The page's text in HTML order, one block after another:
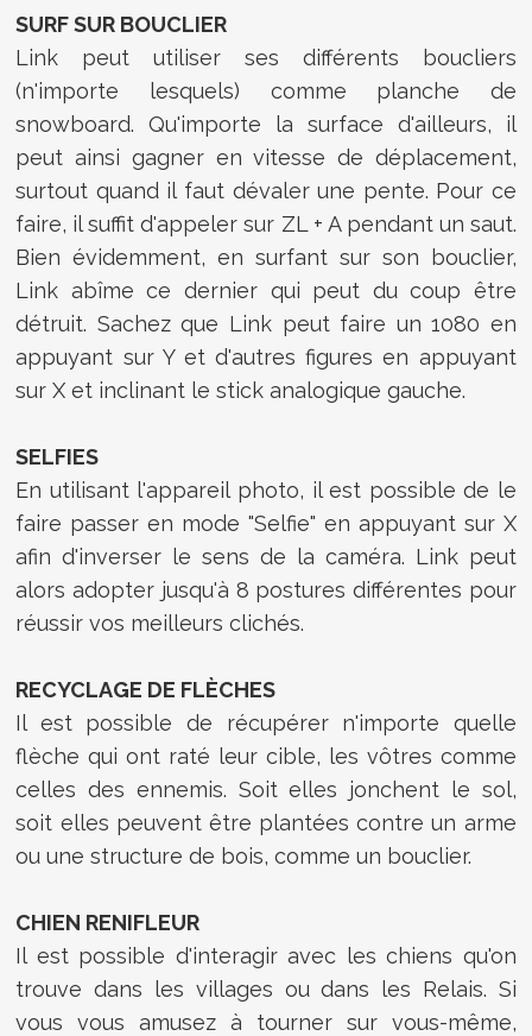
SURF SUR BOUCLIER
Link peut utiliser ses différents boucliers
(n'importe lesquels) comme planche de
snowboard. Qu'importe la surface d'ailleurs, il
peut ainsi gagner en vitesse de déplacement,
surtout quand il faut dévaler une pente. Pour ce
faire, il suffit d'appeler sur ZL + A pendant un saut.
Bien évidemment, en surfant sur son bouclier,
Link abîme ce dernier qui peut du coup être
détruit. Sachez que Link peut faire un 1080 en
appuyant sur Y et d'autres figures en appuyant
sur X et inclinant le stick analogique gauche.
SELFIES
En utilisant l'appareil photo, il est possible de le
faire passer en mode "Selfie" en appuyant sur X
afin d'inverser le sens de la caméra. Link peut
alors adopter jusqu'à 8 postures différentes pour
réussir vos meilleurs clichés.
RECYCLAGE DE FLÈCHES
Il est possible de récupérer n'importe quelle
flèche qui ont raté leur cible, les vôtres comme
celles des ennemis. Soit elles jonchent le sol,
soit elles peuvent être plantées contre un arme
ou une structure de bois, comme un bouclier.
CHIEN RENIFLEUR
Il est possible d'interagir avec les chiens qu'on
trouve dans les villages ou dans les Relais. Si
vous vous amusez à tourner sur vous-même,